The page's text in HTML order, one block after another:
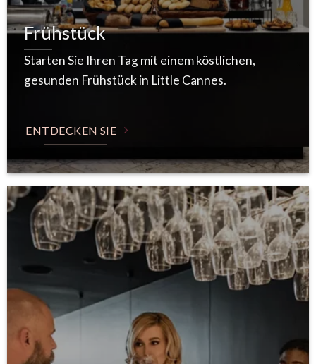
Frühstück
Starten Sie Ihren Tag mit einem köstlichen,
gesunden Frühstück in Little Cannes.
ENTDECKEN SIE